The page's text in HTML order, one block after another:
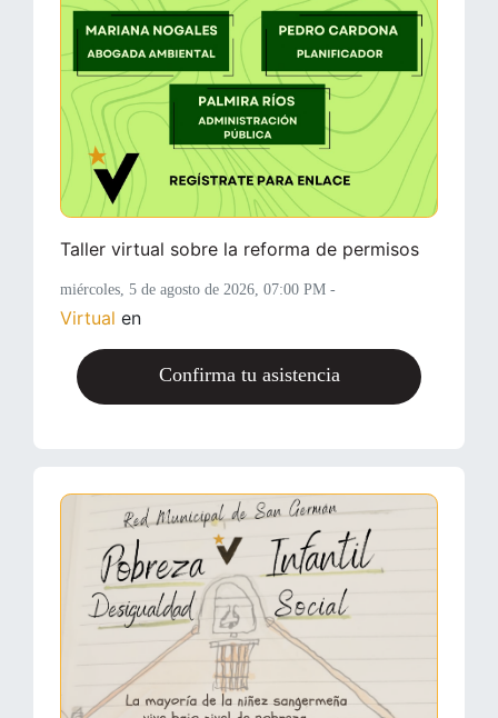
Taller virtual sobre la reforma de permisos
miércoles, 5 de agosto de 2026 , 07:00 PM -
Virtual en
Confirma tu asistencia